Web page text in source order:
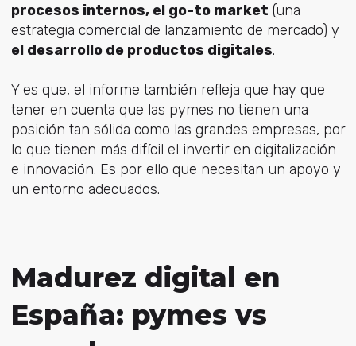
procesos internos, el go-to market (una
estrategia comercial de lanzamiento de mercado) y
el desarrollo de productos digitales.
Y es que, el informe también refleja que hay que
tener en cuenta que las pymes no tienen una
posición tan sólida como las grandes empresas, por
lo que tienen más difícil el invertir en digitalización
e innovación. Es por ello que necesitan un apoyo y
un entorno adecuados.
Madurez digital en
España: pymes vs